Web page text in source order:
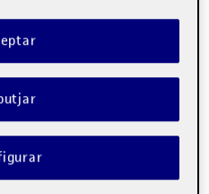
azul del cielo